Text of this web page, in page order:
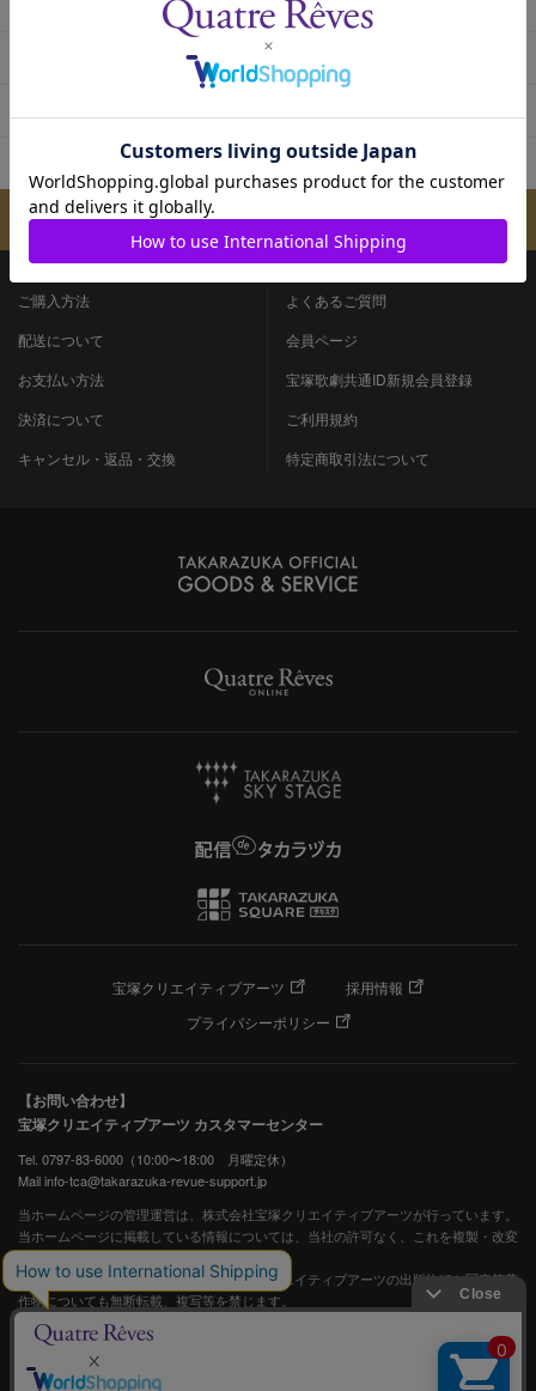
メールマガジンのご案内
ご購入方法
配送について
お支払い方法
決済について
キャンセル・返品・交換
よくあるご質問
会員ページ
宝塚歌劇共通ID新規会員登録
ご利用規約
特定商取引法について
宝塚クリエイティブアーツ
採用情報
プライバシーポリシー
【お問い合わせ】
宝塚クリエイティブアーツ カスタマーセンター
Tel. 0797-83-6000（10:00〜18:00 月曜定休）
Mail info-tca@takarazuka-revue-support.jp
当ホームページの管理運営は、株式会社宝塚クリエイティブアーツが行っています。
当ホームページに掲載している情報については、当社の許可なく、これを複製・改変
することを固く禁止します。
また、阪急電鉄並びに宝塚歌劇団、宝塚クリエイティブアーツの出版物ほか写真等著
作物についても無断転載、複写等を禁じます。
宝塚歌劇公式ホームページ
JASRAC許諾番号：S0507081515